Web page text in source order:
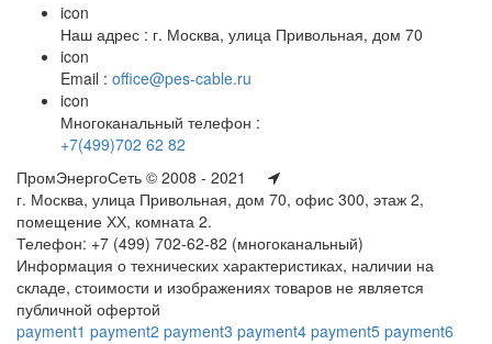
icon
Наш адрес : г. Москва, улица Привольная, дом 70
icon
Email : office@pes-cable.ru
icon
Многоканальный телефон :
+7(499)702 62 82
ПромЭнергоСеть © 2008 - 2021
г. Москва, улица Привольная, дом 70, офис 300, этаж 2,
помещение ХХ, комната 2.
Телефон: +7 (499) 702-62-82 (многоканальный)
Информация о технических характеристиках, наличии на
складе, стоимости и изображениях товаров не является
публичной офертой
payment1 payment2 payment3 payment4 payment5 payment6